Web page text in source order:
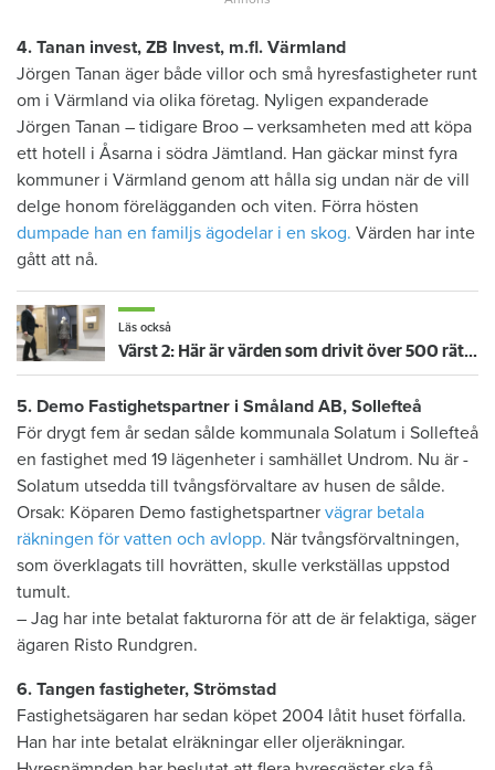
4. Tanan invest, ZB Invest, m.fl. Värmland
Jörgen Tanan äger både villor och små hyresfastigheter runt
om i Värmland via olika företag. Nyligen expanderade
Jörgen Tanan – tidigare Broo – verksamheten med att köpa
ett hotell i Åsarna i södra Jämtland. Han gäckar minst fyra
kommuner i Värmland genom att hålla sig undan när de vill
delge honom förelägganden och viten. Förra hösten
dumpade han en familjs ägodelar i en skog. Värden har inte
gått att nå.
Läs också
Värst 2: Här är värden som drivit över 500 rättsprocesser
5. Demo Fastighetspartner i Småland AB, Sollefteå
För drygt fem år sedan sålde ­kommunala ­Solatum i Sollefteå
en fastighet med 19 ­lägenheter i samhället Undrom. Nu är ­
Solatum utsedda till tvångsförvaltare av husen de sålde.
Orsak: Köparen Demo fastighetspartner vägrar betala
räkningen för vatten och avlopp. När tvångsförvaltningen,
som överklagats till hovrätten, skulle verkställas uppstod
tumult.
– Jag har inte betalat fakturorna för att de är felaktiga, säger
ägaren Risto Rundgren.
6. Tangen fastigheter, Strömstad
Fastighetsägaren har sedan köpet 2004 låtit huset förfalla.
Han har inte betalat elräkningar eller oljeräkningar.